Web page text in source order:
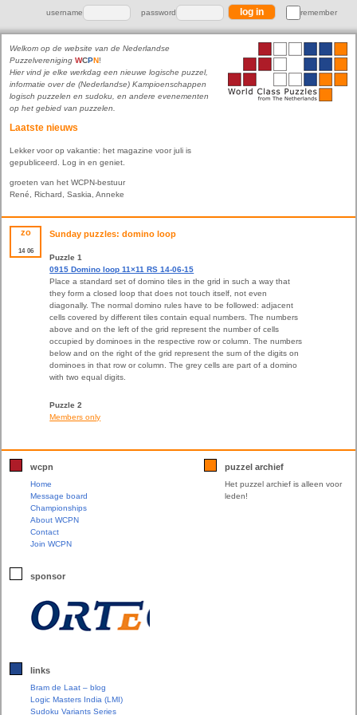
username password remember
Welkom op de website van de Nederlandse
Puzzelvereniging WCPN!
Hier vind je elke werkdag een nieuwe logische puzzel,
informatie over de (Nederlandse) Kampioenschappen
logisch puzzelen en sudoku, en andere evenementen
op het gebied van puzzelen.
Laatste nieuws
Lekker voor op vakantie: het magazine voor juli is
gepubliceerd. Log in en geniet.
groeten van het WCPN-bestuur
René, Richard, Saskia, Anneke
zo
14 06
Sunday puzzles: domino loop
Puzzle 1
0915 Domino loop 11×11 RS 14-06-15
Place a standard set of domino tiles in the grid in such a way that
they form a closed loop that does not touch itself, not even
diagonally. The normal domino rules have to be followed: adjacent
cells covered by different tiles contain equal numbers. The numbers
above and on the left of the grid represent the number of cells
occupied by dominoes in the respective row or column. The numbers
below and on the right of the grid represent the sum of the digits on
dominoes in that row or column. The grey cells are part of a domino
with two equal digits.
Puzzle 2
Members only
wcpn
Home
Message board
Championships
About WCPN
Contact
Join WCPN
sponsor
links
Bram de Laat – blog
Logic Masters India (LMI)
Sudoku Variants Series
puzzel archief
Het puzzel archief is alleen voor
leden!